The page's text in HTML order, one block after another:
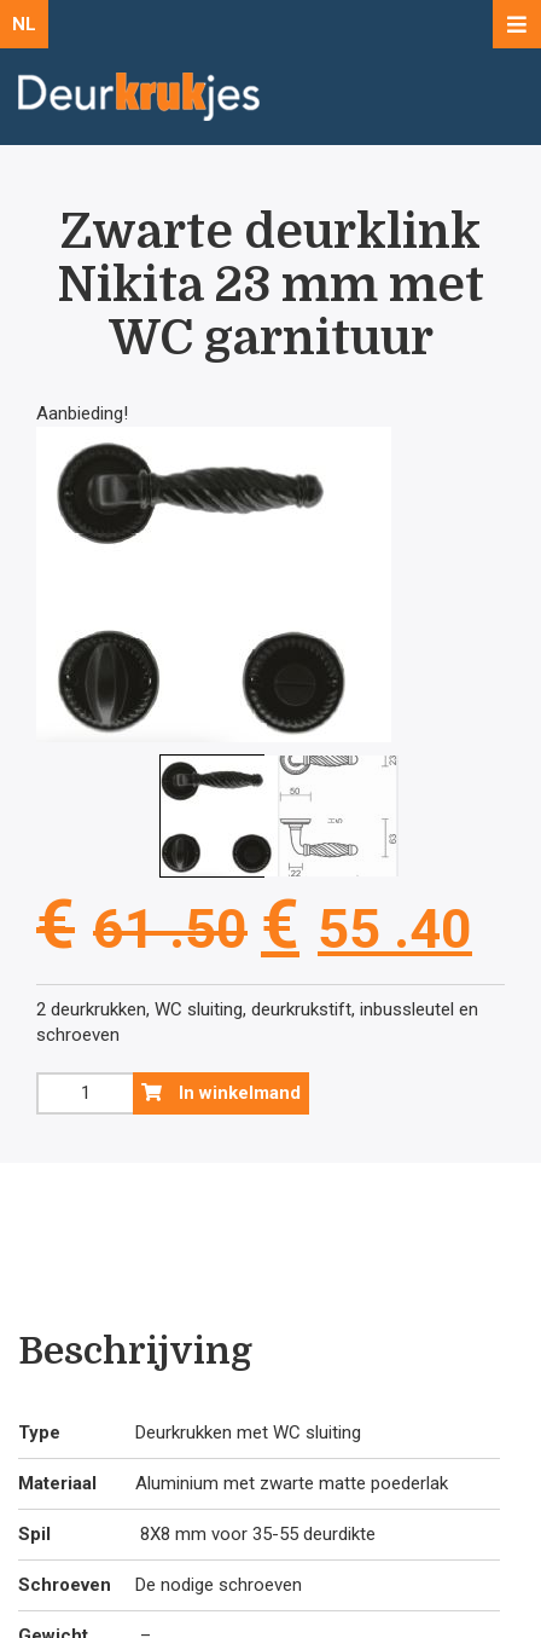
NL
Zwarte deurklink
Nikita 23 mm met
WC garnituur
Aanbieding!
€ 61 .50
prijs
was:
€ 55 .40
2 deurkrukken, WC sluiting, deurkrukstift, inbussleutel en
schroeven
Zwarte
deurklink
In winkelmand
Beschrijving
Type Deurkrukken met WC sluiting
Materiaal Aluminium met zwarte matte poederlak
Spil 8X8 mm voor 35-55 deurdikte
Schroeven De nodige schroeven